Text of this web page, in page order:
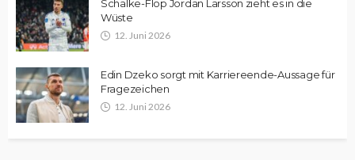
Schalke-Flop Jordan Larsson zieht es in die
Wüste
12. Juni 2026
Edin Dzeko sorgt mit Karriereende-Aussage für
Fragezeichen
12. Juni 2026